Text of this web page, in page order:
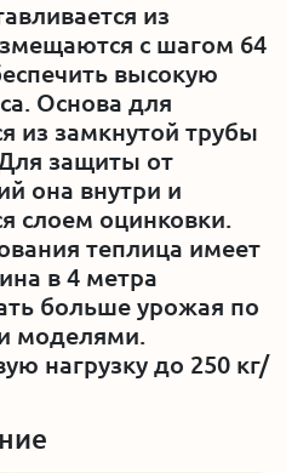
из
с шагом 64
высокую
Основа для
из замкнутой трубы
защиты от
она внутри и
слоем оцинковки.
теплица имеет
в 4 метра
больше урожая по
моделями.
нагрузку до 250 кг/